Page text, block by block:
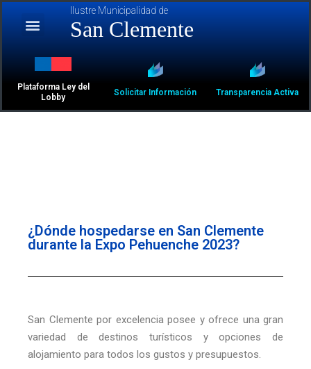
Ilustre Municipalidad de
San Clemente
Plataforma Ley del
Lobby
Solicitar Información Transparencia Activa
¿Dónde hospedarse en San Clemente
durante la Expo Pehuenche 2023?
San Clemente por excelencia posee y ofrece una gran
variedad de destinos turísticos y opciones de
alojamiento para todos los gustos y presupuestos.